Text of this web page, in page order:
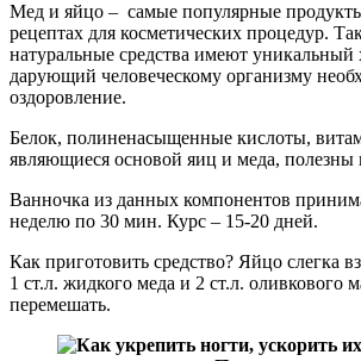
Мед и яйцо – самые популярные
рецептах для косметических процедур.
натуральные средства имеют уникальный
дарующий человеческому организму
оздоровление.
Белок, полиненасыщенные кислоты,
являющиеся основой яиц и меда, полезны
Ванночка из данных компонентов
неделю по 30 мин. Курс – 15-20 дней.
Как приготовить средство? Яйцо слегка
1 ст.л. жидкого меда и 2 ст.л. оливкового
перемешать.